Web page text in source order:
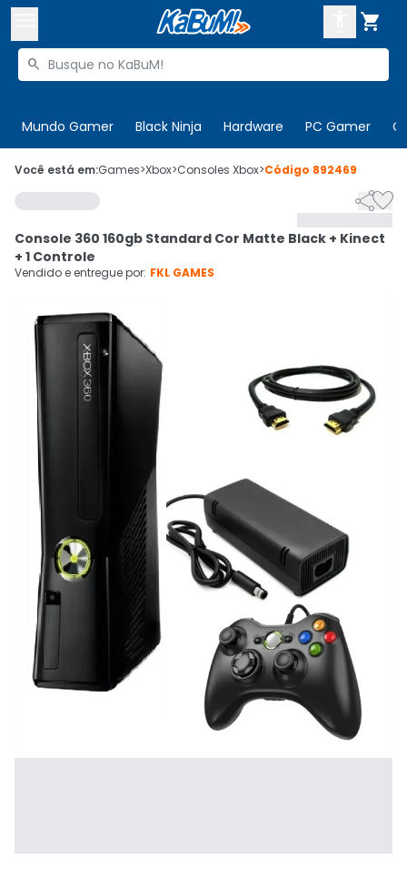

Buscar produtos

Mundo Gamer Black Ninja Hardware PC Gamer
 Olá. Acesse sua conta
 Departamentos
Cupons
 Ativar tradutor em libras
CADASTRE-SE
Você está em:Games>Xbox>Consoles Xbox>Código 892469

Console 360 160gb Standard Cor Matte Black + Kinect
+ 1 Controle
Vendido e entregue por: FKL GAMES